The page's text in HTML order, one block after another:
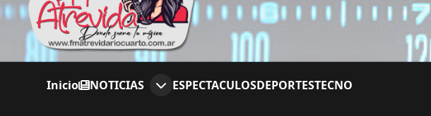
Inicio NOTICIAS ESPECTACULOSDEPORTESTECNO